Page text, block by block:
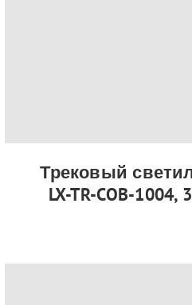
Трековый
LX-TR-COB-1004,